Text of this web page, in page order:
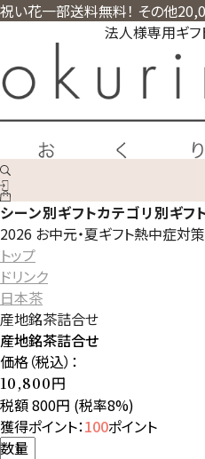
祝い花一部送料無料！ その他
法人様専用ギフ
シーン別ギフトカテゴリ別ギフ
2026 お中元・夏ギフト熱中症対策
トップ
ドリンク
日本茶
産地銘茶詰合せ
産地銘茶詰合せ
価格（税込）：
10,800円
税額 800円 (税率8%)
獲得ポイント：100ポイント
数量